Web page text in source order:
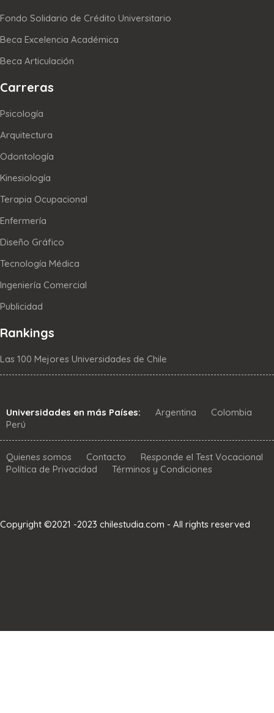
Fondo Solidario de Crédito Universitario
Beca Excelencia Académica
Beca Articulación
Carreras
Psicología
Arquitectura
Odontología
Kinesiología
Terapia Ocupacional
Enfermería
Diseño Gráfico
Tecnología Médica
Ingeniería Comercial
Publicidad
Rankings
Las 100 Mejores Universidades de Chile
Universidades en más Países: Argentina
Colombia
Perú
Quienes somos Contacto
Responde el Test Vocacional
Política de Privacidad
Términos y Condiciones
Copyright ©2021 -2023 chilestudia.com - All rights reserved